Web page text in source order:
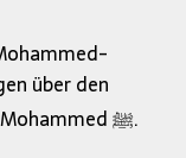
über den
Menschen, den wir am meisten lieben: Mohammed ﷺ.